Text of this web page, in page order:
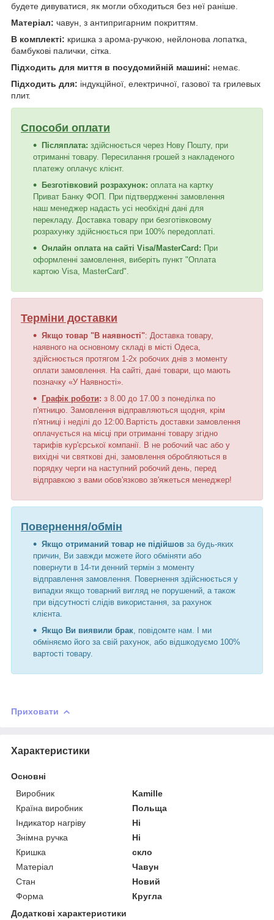
будете дивуватися, як могли обходиться без неї раніше.
Матеріал: чавун, з антипригарним покриттям.
В комплекті: кришка з арома-ручкою, нейлонова лопатка,
бамбукові палички, сітка.
Підходить для миття в посудомийній машині: немає.
Підходить для: індукційної, електричної, газової та грилевых
плит.
Способи оплати
Післяплата: здійснюється через Нову Пошту, при
отриманні товару. Пересилання грошей з накладеного
платежу оплачує клієнт.
Безготівковий розрахунок: оплата на картку
Приват Банку ФОП. При підтвердженні замовлення
наш менеджер надасть усі необхідні дані для
перекладу. Доставка товару при безготівковому
розрахунку здійснюється при 100% передоплаті.
Онлайн оплата на сайті Visa/MasterCard: При
оформленні замовлення, виберіть пункт "Оплата
картою Visa, MasterCard".
Терміни доставки
Якщо товар "В наявності": Доставка товару,
наявного на основному складі в місті Одеса,
здійснюється протягом 1-2х робочих днів з моменту
оплати замовлення. На сайті, дані товари, що мають
позначку «У Наявності».
Графік роботи: з 8.00 до 17.00 з понеділка по
п'ятницю. Замовлення відправляються щодня, крім
п'ятниці і неділі до 12:00.Вартість доставки замовлення
оплачується на місці при отриманні товару згідно
тарифів кур'єрської компанії. В не робочий час або у
вихідні чи святкові дні, замовлення обробляються в
порядку черги на наступний робочий день, перед
відправкою з вами обов'язково зв'яжеться менеджер!
Повернення/обмін
Якщо отриманий товар не підійшов за будь-яких
причин, Ви завжди можете його обміняти або
повернути в 14-ти денний термін з моменту
відправлення замовлення. Повернення здійснюється у
випадки якщо товарний вигляд не порушений, а також
при відсутності слідів використання, за рахунок
клієнта.
Якщо Ви виявили брак , повідомте нам. І ми
обміняємо його за свій рахунок, або відшкодуємо 100%
вартості товару.
Приховати
Характеристики
Основні
Виробник
Kamille
Країна виробник
Польща
Індикатор нагріву
Ні
Знімна ручка
Ні
Кришка
скло
Матеріал
Чавун
Стан
Новий
Форма
Кругла
Додаткові характеристики